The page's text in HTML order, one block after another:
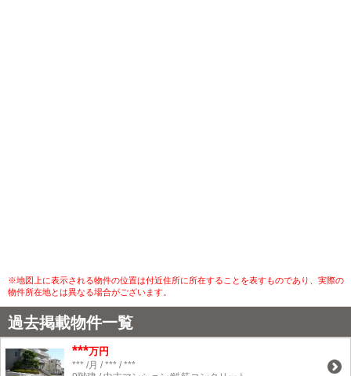
※地図上に表示される物件の位置は付近住所に所在することを表すものであり、実際の
物件所在地とは異なる場合がございます。
過去掲載物件一覧
***万円
*** /月 / *** / ***